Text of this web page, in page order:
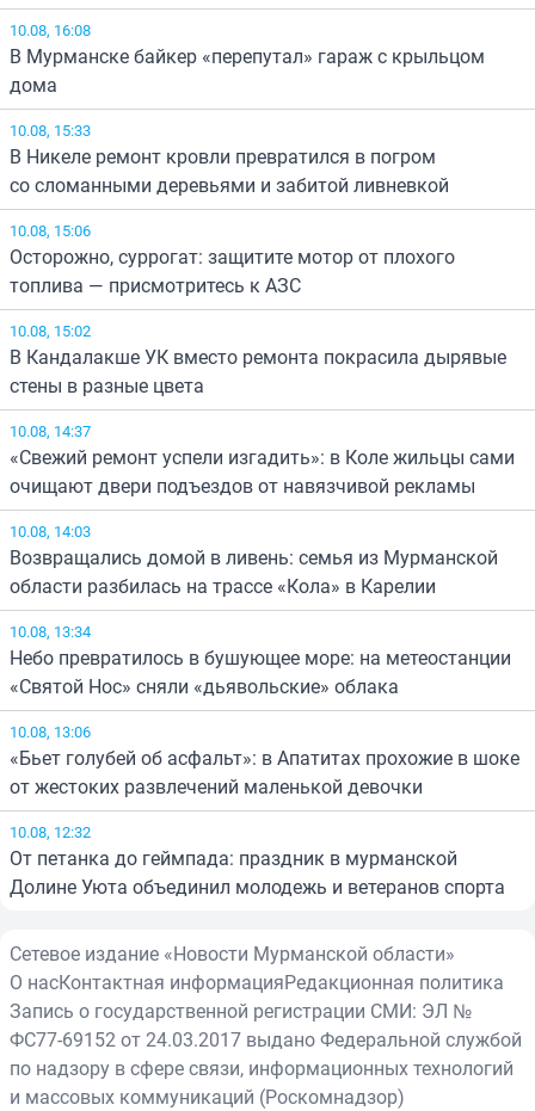
10.08, 16:08
В Мурманске байкер «перепутал» гараж с крыльцом
дома
10.08, 15:33
В Никеле ремонт кровли превратился в погром
со сломанными деревьями и забитой ливневкой
10.08, 15:06
Осторожно, суррогат: защитите мотор от плохого
топлива — присмотритесь к АЗС
10.08, 15:02
В Кандалакше УК вместо ремонта покрасила дырявые
стены в разные цвета
10.08, 14:37
«Свежий ремонт успели изгадить»: в Коле жильцы сами
очищают двери подъездов от навязчивой рекламы
10.08, 14:03
Возвращались домой в ливень: семья из Мурманской
области разбилась на трассе «Кола» в Карелии
10.08, 13:34
Небо превратилось в бушующее море: на метеостанции
«Святой Нос» сняли «дьявольские» облака
10.08, 13:06
«Бьет голубей об асфальт»: в Апатитах прохожие в шоке
от жестоких развлечений маленькой девочки
10.08, 12:32
От петанка до геймпада: праздник в мурманской
Долине Уюта объединил молодежь и ветеранов спорта
Сетевое издание «Новости Мурманской области»
О насКонтактная информацияРедакционная политика
Запись о государственной регистрации СМИ: ЭЛ №
ФС77-69152 от 24.03.2017 выдано Федеральной службой
по надзору в сфере связи, информационных технологий
и массовых коммуникаций (Роскомнадзор)